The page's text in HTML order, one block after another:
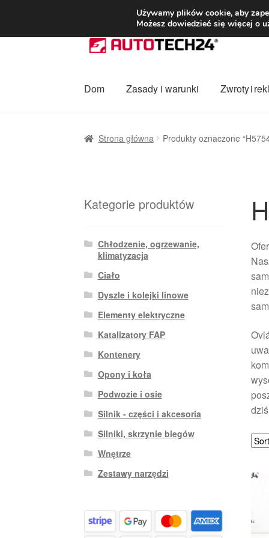
DOSTAWA od
Przejdź
do
Przejdź
do
Dom
Zasady i warunki Zwroty i
Strona główna Produkty oznaczone
Kategorie produktów
Chłodzenie, ogrzewanie,
klimatyzacja
Ciało
Dyszle i kolejki linowe
Elementy elektryczne
Katalizatory FAP
Kontenery
Opony i koła
Podwozie i osie
Silnik - części i akcesoria
Silniki, skrzynie biegów
Wnętrze
Zestawy narzędzi
Używamy plików cookie, aby
Możesz dowiedzieć się więcej o